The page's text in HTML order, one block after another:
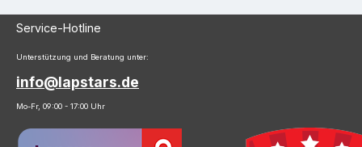
Service-Hotline
Unterstützung und Beratung unter:
info@lapstars.de
Mo-Fr, 09:00 - 17:00 Uhr